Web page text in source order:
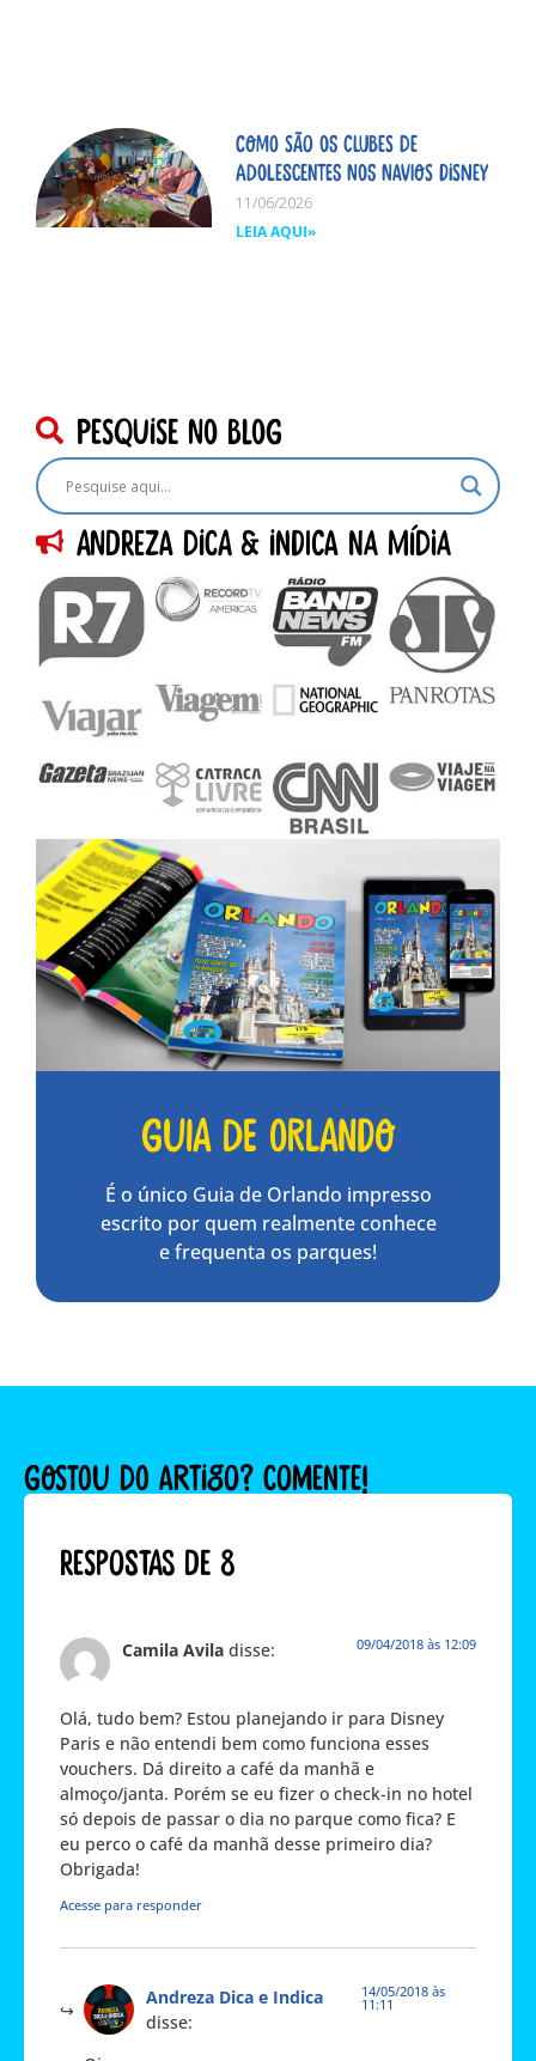
Como são os clubes de
adolescentes nos navios Disney
11/06/2026
LEIA AQUI»
pesquise no blog
Andreza dica & indica na Mídia
Guia de Orlando
É o único Guia de Orlando impresso
escrito por quem realmente conhece
e frequenta os parques!
GOSTOU DO ARTIGO? COMENTE!
Respostas de 8
Camila Avila disse: 09/04/2018 às 12:09
Olá, tudo bem? Estou planejando ir para Disney
Paris e não entendi bem como funciona esses
vouchers. Dá direito a café da manhã e
almoço/janta. Porém se eu fizer o check-in no hotel
só depois de passar o dia no parque como fica? E
eu perco o café da manhã desse primeiro dia?
Obrigada!
Acesse para responder
Andreza Dica e Indica
disse:
14/05/2018 às
11:11